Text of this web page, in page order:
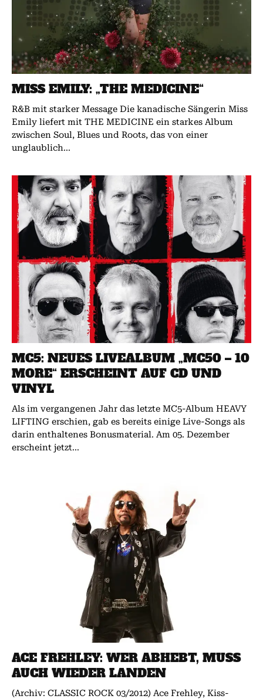
MISS EMILY: „THE MEDICINE“
R&B mit starker Message Die kanadische Sängerin Miss
Emily liefert mit THE MEDICINE ein starkes Album
zwischen Soul, Blues und Roots, das von einer
unglaublich...
MC5: NEUES LIVEALBUM „MC50 – 10
MORE“ ERSCHEINT AUF CD UND
VINYL
Als im vergangenen Jahr das letzte MC5-Album HEAVY
LIFTING erschien, gab es bereits einige Live-Songs als
darin enthaltenes Bonusmaterial. Am 05. Dezember
erscheint jetzt...
ACE FREHLEY: WER ABHEBT, MUSS
AUCH WIEDER LANDEN
(Archiv: CLASSIC ROCK 03/2012) Ace Frehley, Kiss-